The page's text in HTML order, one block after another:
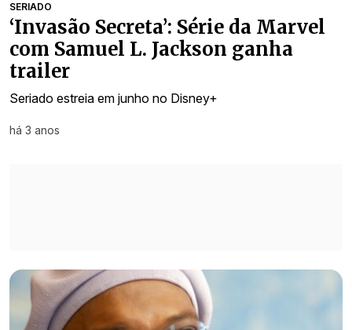
SERIADO
‘Invasão Secreta’: Série da Marvel
com Samuel L. Jackson ganha
trailer
Seriado estreia em junho no Disney+
há 3 anos